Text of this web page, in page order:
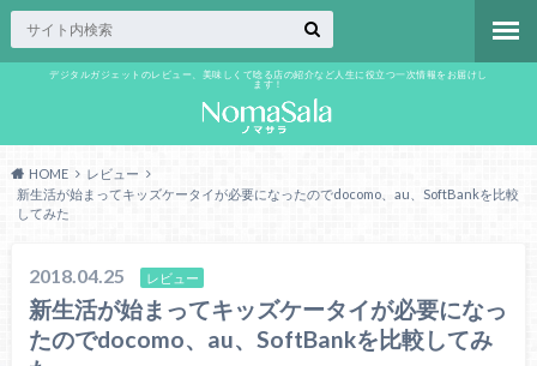
デジタルガジェットのレビュー、美味しくて唸る店の紹介など人生に役立つ一次情報をお届けし
ます！
HOME
レビュー
新生活が始まってキッズケータイが必要になったのでdocomo、au、SoftBankを比較
してみた
2018.04.25 レビュー
新生活が始まってキッズケータイが必要になっ
たのでdocomo、au、SoftBankを比較してみ